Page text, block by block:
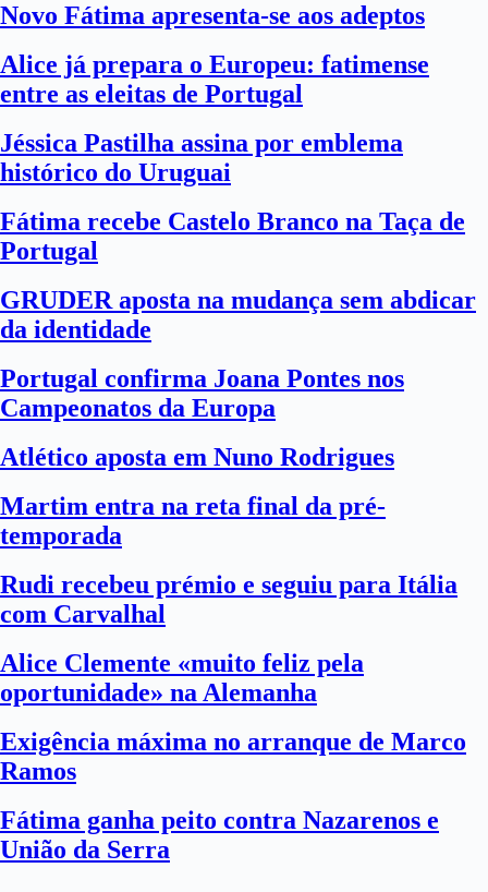
Novo Fátima apresenta-se aos adeptos
Alice já prepara o Europeu: fatimense
entre as eleitas de Portugal
Jéssica Pastilha assina por emblema
histórico do Uruguai
Fátima recebe Castelo Branco na Taça de
Portugal
GRUDER aposta na mudança sem abdicar
da identidade
Portugal confirma Joana Pontes nos
Campeonatos da Europa
Atlético aposta em Nuno Rodrigues
Martim entra na reta final da pré-
temporada
Rudi recebeu prémio e seguiu para Itália
com Carvalhal
Alice Clemente «muito feliz pela
oportunidade» na Alemanha
Exigência máxima no arranque de Marco
Ramos
Fátima ganha peito contra Nazarenos e
União da Serra